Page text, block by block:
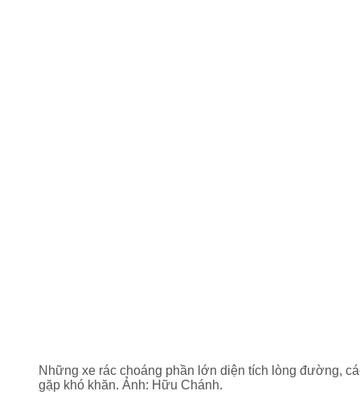
Những xe rác choáng phần lớn diện tích lòng đường,
gặp khó khăn. Ảnh: Hữu Chánh.